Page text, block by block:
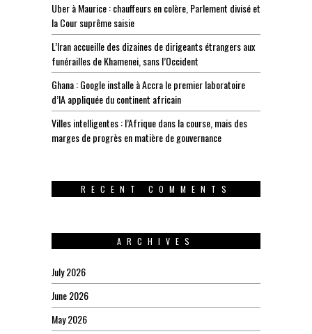
Uber à Maurice : chauffeurs en colère, Parlement divisé et
la Cour suprême saisie
L’Iran accueille des dizaines de dirigeants étrangers aux
funérailles de Khamenei, sans l’Occident
Ghana : Google installe à Accra le premier laboratoire
d’IA appliquée du continent africain
Villes intelligentes : l’Afrique dans la course, mais des
marges de progrès en matière de gouvernance
RECENT COMMENTS
ARCHIVES
July 2026
June 2026
May 2026